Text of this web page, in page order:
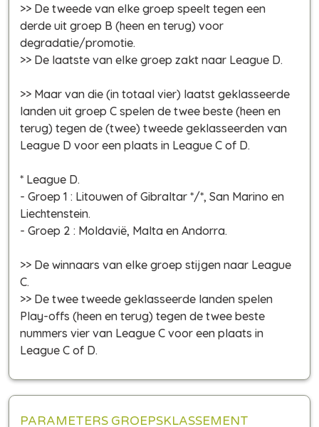
>> De tweede van elke groep speelt tegen een
derde uit groep B (heen en terug) voor
degradatie/promotie.
>> De laatste van elke groep zakt naar League D.
>> Maar van die (in totaal vier) laatst geklasseerde
landen uit groep C spelen de twee beste (heen en
terug) tegen de (twee) tweede geklasseerden van
League D voor een plaats in League C of D.
* League D.
- Groep 1 : Litouwen of Gibraltar */*, San Marino en
Liechtenstein.
- Groep 2 : Moldavië, Malta en Andorra.
>> De winnaars van elke groep stijgen naar League
C.
>> De twee tweede geklasseerde landen spelen
Play-offs (heen en terug) tegen de twee beste
nummers vier van League C voor een plaats in
League C of D.
PARAMETERS GROEPSKLASSEMENT